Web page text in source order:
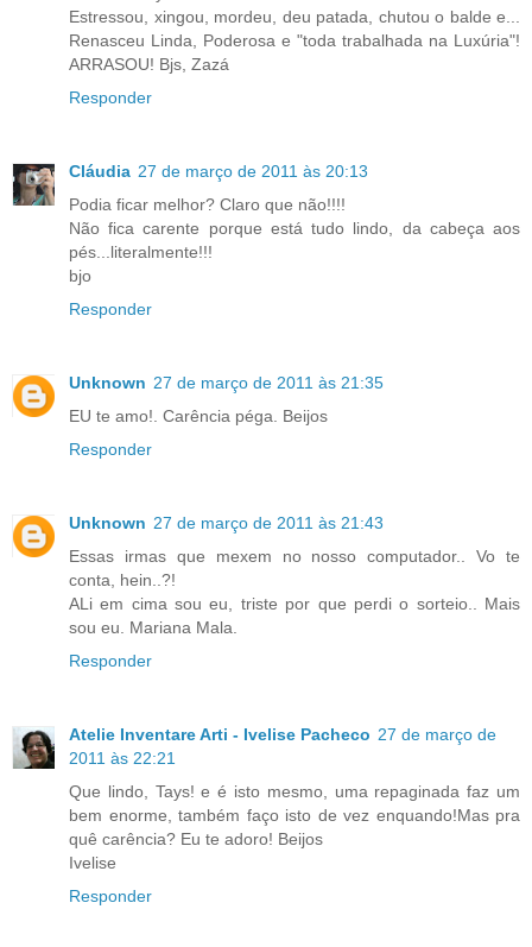
Estressou, xingou, mordeu, deu patada, chutou o balde e...
Renasceu Linda, Poderosa e "toda trabalhada na Luxúria"!
ARRASOU! Bjs, Zazá
Responder
Cláudia 27 de março de 2011 às 20:13
Podia ficar melhor? Claro que não!!!!
Não fica carente porque está tudo lindo, da cabeça aos
pés...literalmente!!!
bjo
Responder
Unknown 27 de março de 2011 às 21:35
EU te amo!. Carência péga. Beijos
Responder
Unknown 27 de março de 2011 às 21:43
Essas irmas que mexem no nosso computador.. Vo te
conta, hein..?!
ALi em cima sou eu, triste por que perdi o sorteio.. Mais
sou eu. Mariana Mala.
Responder
Atelie Inventare Arti - Ivelise Pacheco 27 de março de
2011 às 22:21
Que lindo, Tays! e é isto mesmo, uma repaginada faz um
bem enorme, também faço isto de vez enquando!Mas pra
quê carência? Eu te adoro! Beijos
Ivelise
Responder